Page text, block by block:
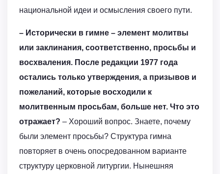
национальной идеи и осмысления своего пути.
– Исторически в гимне – элемент молитвы
или заклинания, соответственно, просьбы и
восхваления. После редакции 1977 года
остались только утверждения, а призывов и
пожеланий, которые восходили к
молитвенным просьбам, больше нет. Что это
отражает? – Хороший вопрос. Знаете, почему
были элемент просьбы? Структура гимна
повторяет в очень опосредованном варианте
структуру церковной литургии. Нынешняя